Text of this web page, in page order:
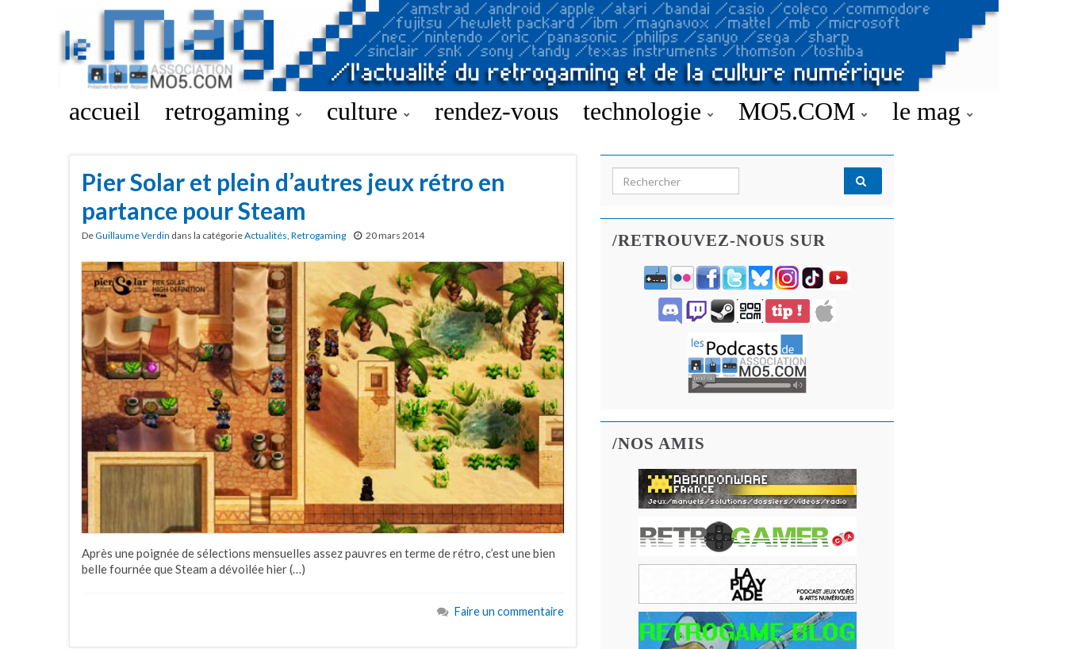
accueil retrogaming culture rendez-vous technologie MO5.COM le mag
Pier Solar et plein d’autres jeux rétro en
partance pour Steam
DeGuillaume Verdin dans la catégorieActualités, Retrogaming 20 mars 2014
Après une poignée de sélections mensuelles assez pauvres en terme de rétro, c’est une bien
belle fournée que Steam a dévoilée hier (…)
Faire un commentaire
Search for:
/RETROUVEZ-NOUS SUR
/NOS AMIS